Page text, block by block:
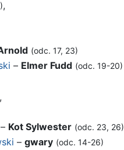
,
(odc. 17, 23)
– Elmer Fudd (odc. 19-20)
,
Kot Sylwester (odc. 23, 26)
– gwary (odc. 14-26)